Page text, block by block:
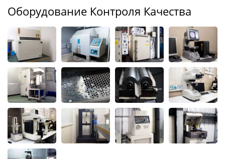
Оборудование Контроля Качества